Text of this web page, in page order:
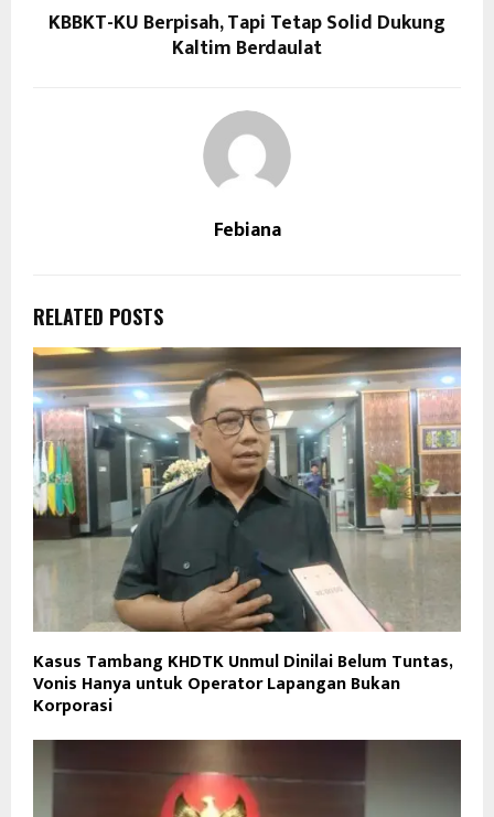
KBBKT-KU Berpisah, Tapi Tetap Solid Dukung
Kaltim Berdaulat
Febiana
RELATED POSTS
Kasus Tambang KHDTK Unmul Dinilai Belum Tuntas,
Vonis Hanya untuk Operator Lapangan Bukan
Korporasi